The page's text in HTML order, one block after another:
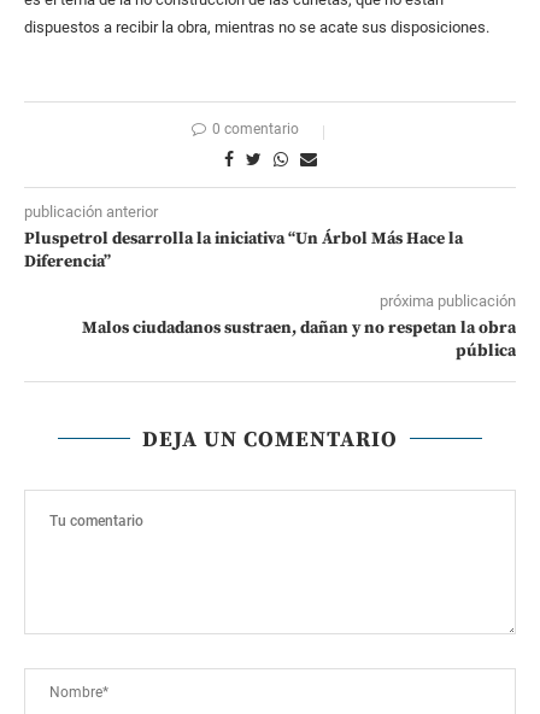
dispuestos a recibir la obra, mientras no se acate sus disposiciones.
0 comentario
publicación anterior
Pluspetrol desarrolla la iniciativa “Un Árbol Más Hace la
Diferencia”
próxima publicación
Malos ciudadanos sustraen, dañan y no respetan la obra
pública
DEJA UN COMENTARIO